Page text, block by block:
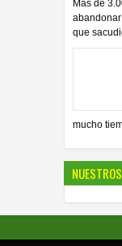
Más de
que
mucho